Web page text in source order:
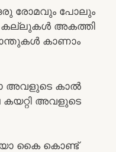
രോമവും പോലും
കല്ലുകൾ അകത്തി
കാണാം
അവളുടെ കാൽ
അവളുടെ
കൈ കൊണ്ട്